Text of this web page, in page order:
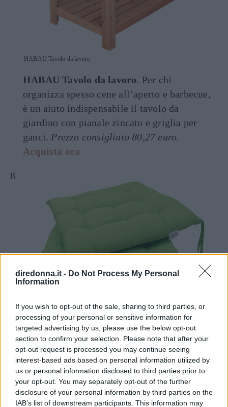
diredonna.it - Do Not Process My Personal
Information
If you wish to opt-out of the sale, sharing to third parties, or
processing of your personal or sensitive information for
targeted advertising by us, please use the below opt-out
section to confirm your selection. Please note that after your
opt-out request is processed you may continue seeing
interest-based ads based on personal information utilized by
us or personal information disclosed to third parties prior to
your opt-out. You may separately opt-out of the further
disclosure of your personal information by third parties on the
IAB’s list of downstream participants. This information may
HABAU Tavolo da lavoro
HABAU Tavolo da lavoro. Per chi
organizza spesso cene all’aperto e barbecue,
è un aiuto indispensabile il tavolo da
giardino con pianale zincato e griglia per
ganci. Prezzo consigliato 80,27 euro.
Acquista ora
ZOLLNER 4 cuscini da sedia
ZOLLNER cuscini da sedia. Questi
coloratissimi cuscini per sedie danno un
tocco di classe e modernità in più alle sedie
in giardino. La fodera è in 55% cotone e
45% poliestere, resistente agli agenti